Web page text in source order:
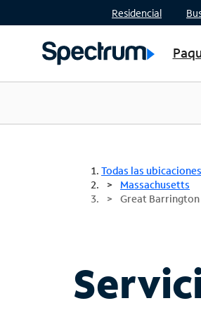
Residencial
Todas las ubicaciones
Massachusetts
Great Barrington